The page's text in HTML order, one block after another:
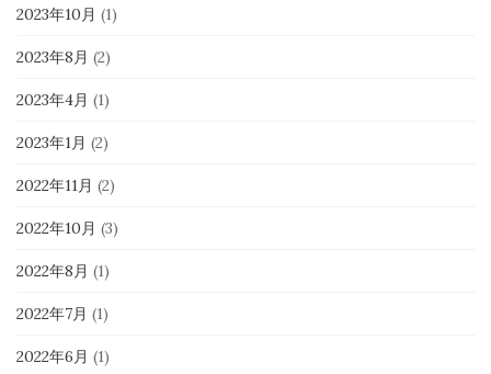
2023年10月 (1)
2023年8月 (2)
2023年4月 (1)
2023年1月 (2)
2022年11月 (2)
2022年10月 (3)
2022年8月 (1)
2022年7月 (1)
2022年6月 (1)